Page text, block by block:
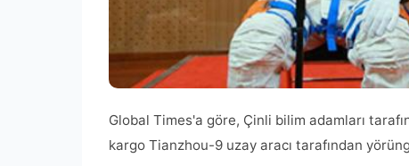
Global Times'a göre, Çinli bilim adamları
kargo Tianzhou-9 uzay aracı tarafından